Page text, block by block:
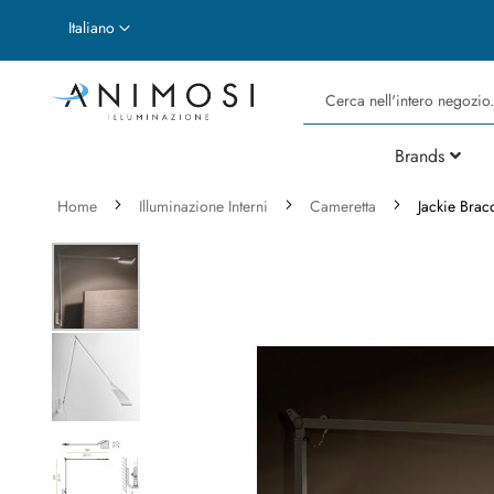
Lingua
Italiano
Cerca
Brands
Home Illuminazione Interni Cameretta Jackie
Vai
fine
della
galleria
immagini